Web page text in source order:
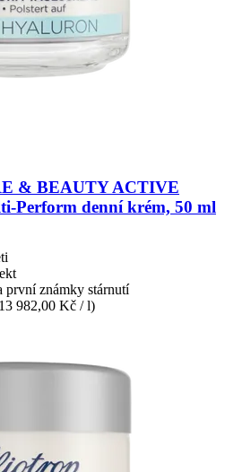
& BEAUTYACTIVE
​Perform denní krém, 50 ml
první známky stárnutí
982,00 Kč / l)